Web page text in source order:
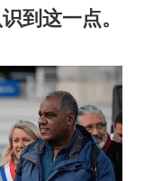
到这一点。